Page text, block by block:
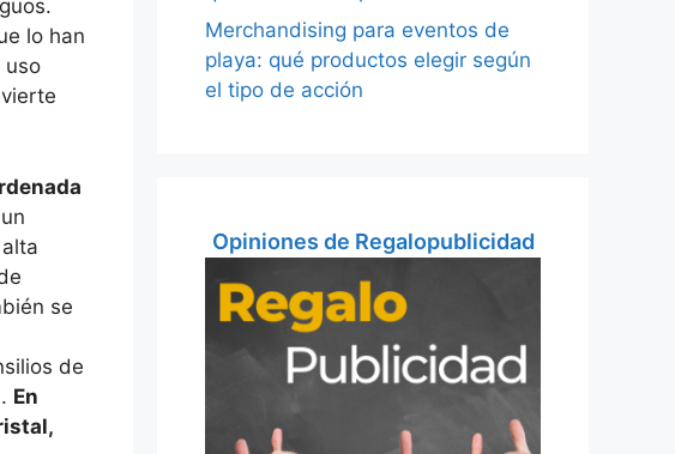
lo han
uso
se
de
En
Merchandising para eventos de
playa: qué productos elegir según
el tipo de acción
Opiniones de Regalopublicidad